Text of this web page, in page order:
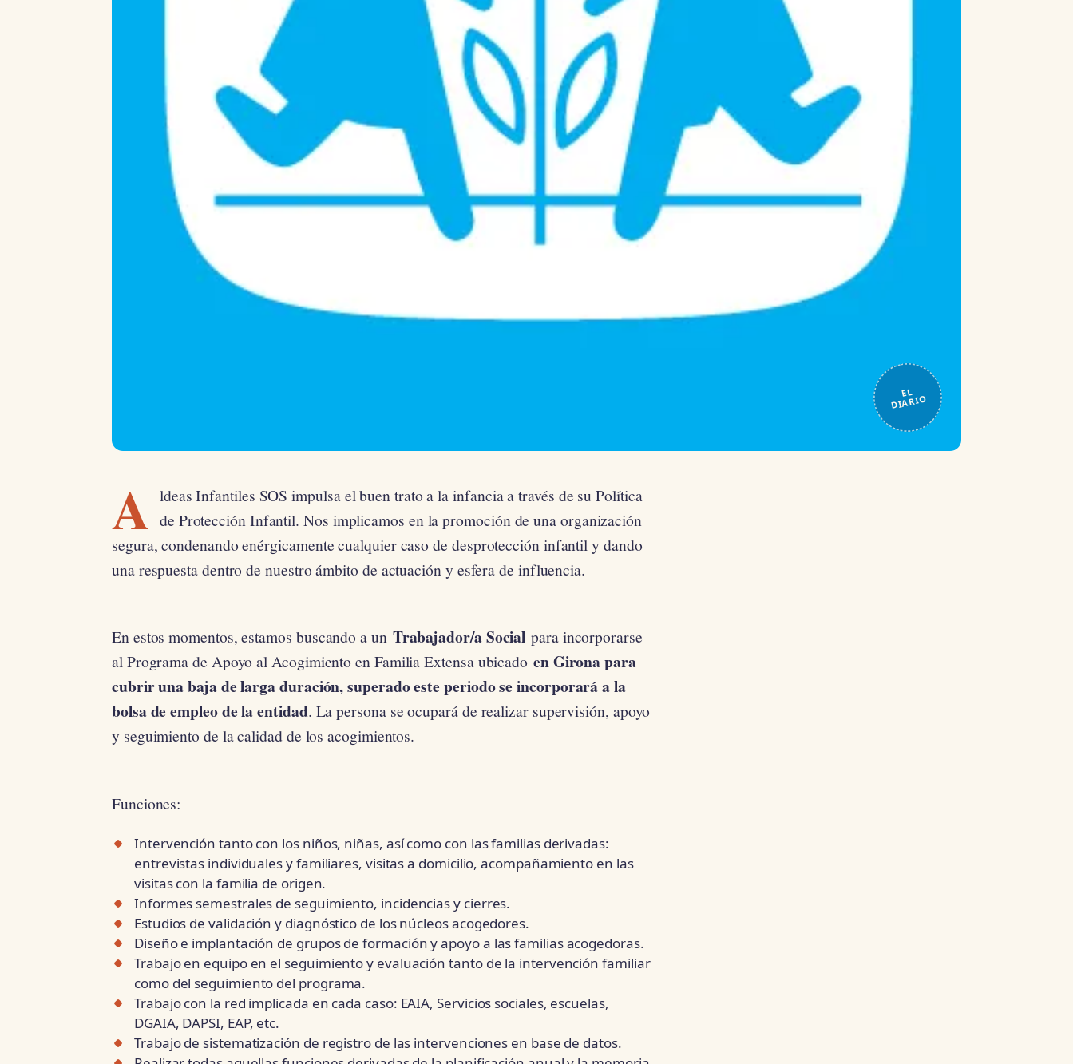
EL
DIARIO
A ldeas Infantiles SOS impulsa el buen trato a la infancia a través de su Política
de Protección Infantil. Nos implicamos en la promoción de una organización
segura, condenando enérgicamente cualquier caso de desprotección infantil y dando
una respuesta dentro de nuestro ámbito de actuación y esfera de influencia.
En estos momentos, estamos buscando a un Trabajador/a Social para incorporarse
al Programa de Apoyo al Acogimiento en Familia Extensa ubicado en Girona para
cubrir una baja de larga duración, superado este periodo se incorporará a la
bolsa de empleo de la entidad. La persona se ocupará de realizar supervisión, apoyo
y seguimiento de la calidad de los acogimientos.
Funciones:
Intervención tanto con los niños, niñas, así como con las familias derivadas:
entrevistas individuales y familiares, visitas a domicilio, acompañamiento en las
visitas con la familia de origen.
Informes semestrales de seguimiento, incidencias y cierres.
Estudios de validación y diagnóstico de los núcleos acogedores.
Diseño e implantación de grupos de formación y apoyo a las familias acogedoras.
Trabajo en equipo en el seguimiento y evaluación tanto de la intervención familiar
como del seguimiento del programa.
Trabajo con la red implicada en cada caso: EAIA, Servicios sociales, escuelas,
DGAIA, DAPSI, EAP, etc.
Trabajo de sistematización de registro de las intervenciones en base de datos.